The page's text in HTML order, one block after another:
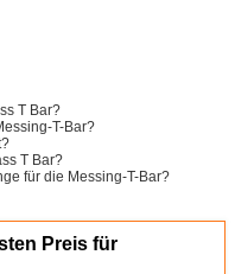
T Bar?
T-Bar?
T Bar?
für die Messing-T-Bar?
Preis für